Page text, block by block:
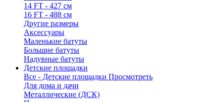
14 FT - 427 см
16 FT - 488 см
Другие размеры
Аксессуары
Маленькие батуты
Большие батуты
Надувные батуты
Детские площадки
Все - Детские площадки Просмотреть
Для дома и дачи
Металлические (ДСК)